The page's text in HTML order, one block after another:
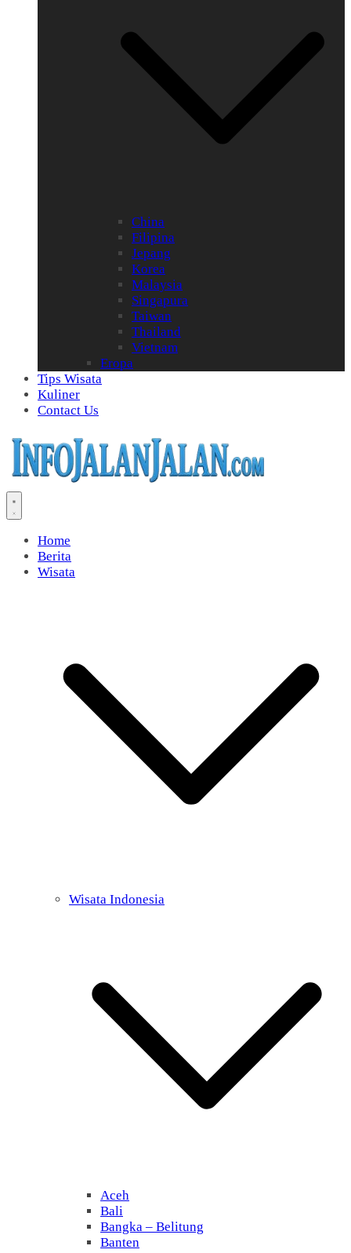
China
Filipina
Jepang
Korea
Malaysia
Singapura
Taiwan
Thailand
Vietnam
Eropa
Tips Wisata
Kuliner
Contact Us
Home
Berita
Wisata
Wisata Indonesia
Aceh
Bali
Bangka – Belitung
Banten